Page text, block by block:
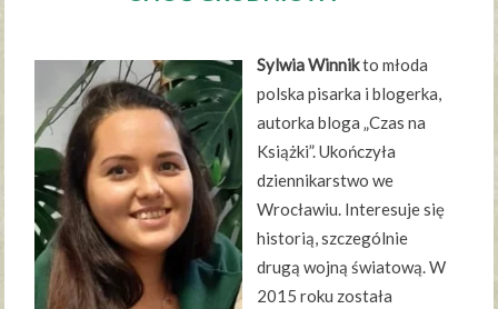
Sylwia Winnikto młoda
polska pisarka i blogerka,
autorka bloga „Czas na
Książki”. Ukończyła
dziennikarstwo we
Wrocławiu. Interesuje się
historią, szczególnie
drugą wojną światową. W
2015 roku została